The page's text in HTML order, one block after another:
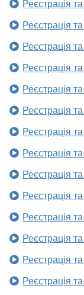
Реєстрація
Реєстрація
Реєстрація
Реєстрація
Реєстрація
Реєстрація
Реєстрація
Реєстрація
Реєстрація
Реєстрація
Реєстрація
Реєстрація
Реєстрація
Реєстрація